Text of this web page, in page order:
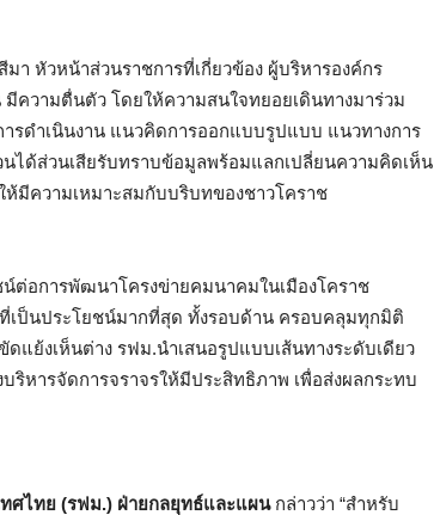
า หัวหน้าส่วนราชการที่เกี่ยวข้อง ผู้บริหารองค์กร
ความตื่นตัว โดยให้ความสนใจทยอยเดินทางมาร่วม
รดำเนินงาน แนวคิดการออกแบบรูปแบบ แนวทางการ
ได้ส่วนเสียรับทราบข้อมูลพร้อมแลกเปลี่ยนความคิดเห็น
ห้มีความเหมาะสมกับบริบทของชาวโคราช
น์ต่อการพัฒนาโครงข่ายคมนาคมในเมืองโคราช
ป็นประโยชน์มากที่สุด ทั้งรอบด้าน ครอบคลุมทุกมิติ
แย้งเห็นต่าง รฟม.นำเสนอรูปแบบเส้นทางระดับเดียว
หารจัดการจราจรให้มีประสิทธิภาพ เพื่อส่งผลกระทบ
ศไทย (รฟม.) ฝ่ายกลยุทธ์และแผนกล่าวว่า “สำหรับ